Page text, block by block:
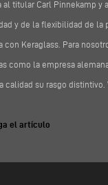
al titular Carl Pinnekamp y
y de la flexibilidad de la
con Keraglass. Para
como la empresa
calidad su rasgo distintivo.
el artículo